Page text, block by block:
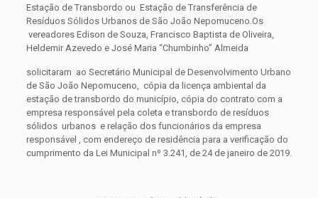
Estação de Transbordo ou Estação de Transferência de
Resíduos Sólidos Urbanos de São João Nepomuceno.Os
vereadores Edison de Souza, Francisco Baptista de Oliveira,
Heldemir Azevedo e José Maria “Chumbinho” Almeida
solicitaram ao Secretário Municipal de Desenvolvimento Urbano
de São João Nepomuceno, cópia da licença ambiental da
estação de transbordo do município, cópia do contrato com a
empresa responsável pela coleta e transbordo de resíduos
sólidos urbanos e relação dos funcionários da empresa
responsável , com endereço de residência para a verificação do
cumprimento da Lei Municipal nº 3.241, de 24 de janeiro de 2019.